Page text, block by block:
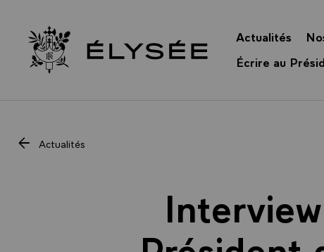
Retour à l’accueil Élysée
Actualités
Écrire au
Actualités